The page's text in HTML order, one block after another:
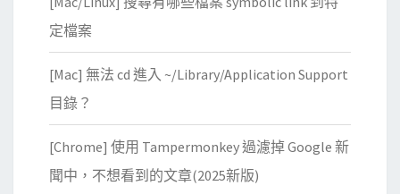
定檔案
[Mac] 無法 cd 進入 ~/Library/Application Support
目錄？
[Chrome] 使用 Tampermonkey 過濾掉 Google 新
聞中，不想看到的文章(2025新版)